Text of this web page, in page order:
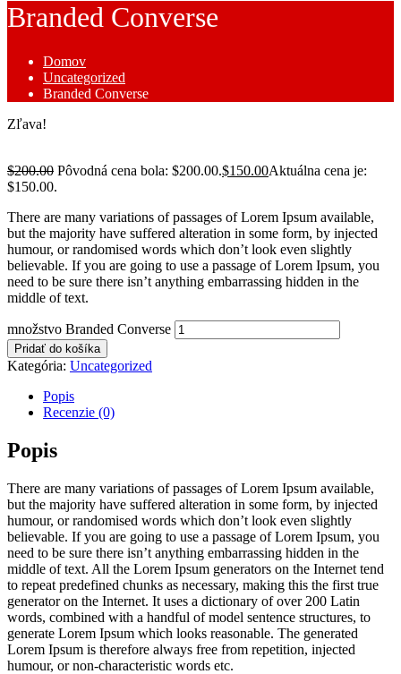
Branded Converse
Domov
Uncategorized
Branded Converse
Zľava!
$200.00 Pôvodná cena bola: $200.00.$150.00Aktuálna cena je:
$150.00.
There are many variations of passages of Lorem Ipsum available,
but the majority have suffered alteration in some form, by injected
humour, or randomised words which don’t look even slightly
believable. If you are going to use a passage of Lorem Ipsum, you
need to be sure there isn’t anything embarrassing hidden in the
middle of text.
množstvo Branded Converse
Pridať do košíka
Kategória: Uncategorized
Popis
Recenzie (0)
Popis
There are many variations of passages of Lorem Ipsum available,
but the majority have suffered alteration in some form, by injected
humour, or randomised words which don’t look even slightly
believable. If you are going to use a passage of Lorem Ipsum, you
need to be sure there isn’t anything embarrassing hidden in the
middle of text. All the Lorem Ipsum generators on the Internet tend
to repeat predefined chunks as necessary, making this the first true
generator on the Internet. It uses a dictionary of over 200 Latin
words, combined with a handful of model sentence structures, to
generate Lorem Ipsum which looks reasonable. The generated
Lorem Ipsum is therefore always free from repetition, injected
humour, or non-characteristic words etc.